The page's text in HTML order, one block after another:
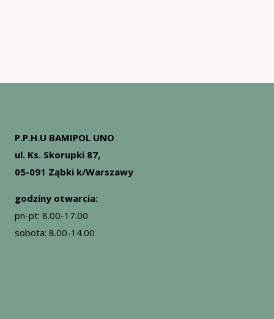
P.P.H.U BAMIPOL UNO
ul. Ks. Skorupki 87,
05-091 Ząbki k/Warszawy
godziny otwarcia:
pn-pt: 8.00-17.00
sobota: 8.00-14.00